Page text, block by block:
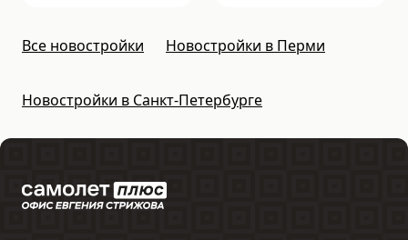
Все новостройки Новостройки в Перми
Новостройки в Санкт-Петербурге